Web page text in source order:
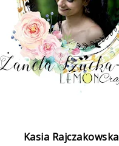
Kasia Rajczakowska